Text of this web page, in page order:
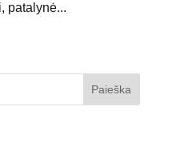
patalynė...
Paieška